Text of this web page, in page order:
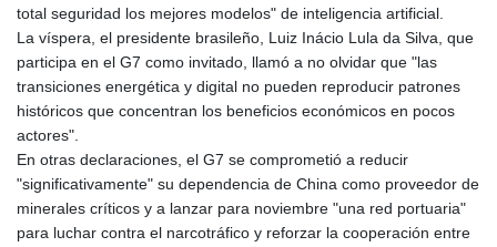
total seguridad los mejores modelos" de inteligencia artificial.
La víspera, el presidente brasileño, Luiz Inácio Lula da Silva, que
participa en el G7 como invitado, llamó a no olvidar que "las
transiciones energética y digital no pueden reproducir patrones
históricos que concentran los beneficios económicos en pocos
actores".
En otras declaraciones, el G7 se comprometió a reducir
"significativamente" su dependencia de China como proveedor de
minerales críticos y a lanzar para noviembre "una red portuaria"
para luchar contra el narcotráfico y reforzar la cooperación entre